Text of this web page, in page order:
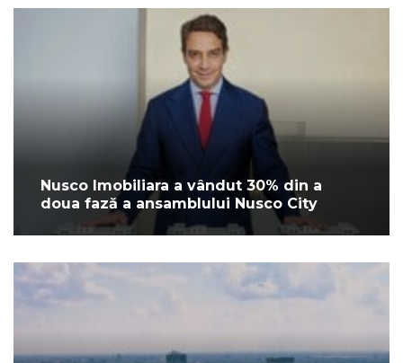
Nusco Imobiliara a vândut 30% din a
doua fază a ansamblului Nusco City